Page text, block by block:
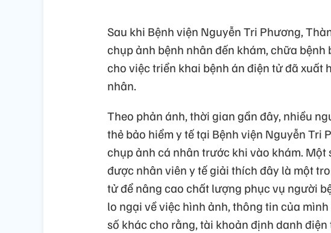
Sau khi Bệnh viện Nguyễn Tri Phương,
chụp ảnh bệnh nhân đến khám, chữa
cho việc triển khai bệnh án điện tử đã xuất
nhân.
Theo phản ánh, thời gian gần đây, nhiều
thẻ bảo hiểm y tế tại Bệnh viện Nguyễn Tri
chụp ảnh cá nhân trước khi vào khám.
được nhân viên y tế giải thích đây là một
tử để nâng cao chất lượng phục vụ người
lo ngại về việc hình ảnh, thông tin của
số khác cho rằng, tài khoản định danh